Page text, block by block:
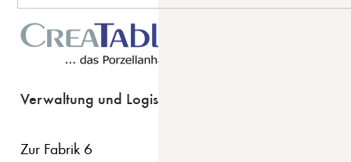
Verwaltung und Logistik
Zur Fabrik 6